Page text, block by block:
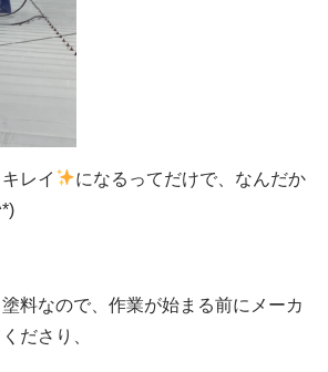
レイ
になるってだけで、なんだか
料なので、作業が始まる前にメーカ
ださり、